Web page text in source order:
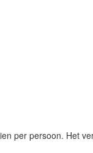
per persoon. Het